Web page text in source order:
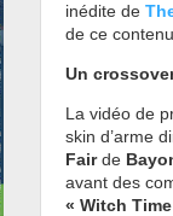
inédite de
de ce
Un
La vidéo de
skin d’arme
Fairde
avant des
« Witch